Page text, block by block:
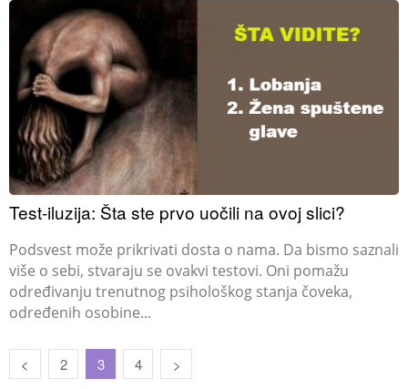
Test-iluzija: Šta ste prvo uočili na ovoj slici?
Podsvest može prikrivati dosta o nama. Da bismo saznali
više o sebi, stvaraju se ovakvi testovi. Oni pomažu
određivanju trenutnog psihološkog stanja čoveka,
određenih osobine...
2 3 4